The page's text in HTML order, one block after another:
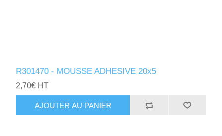
R301470 - MOUSSE ADHESIVE 20x5
2,70€ HT
AJOUTER AU PANIER